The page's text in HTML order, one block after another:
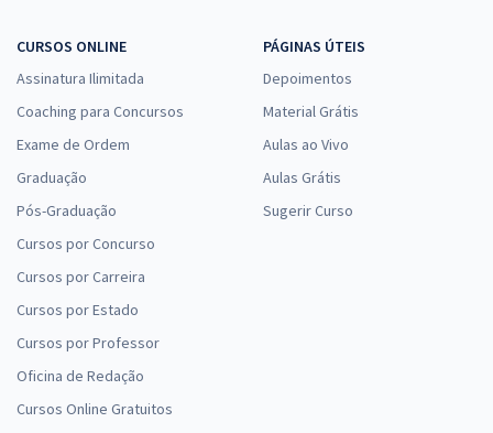
CURSOS ONLINE
Assinatura Ilimitada
Coaching para Concursos
Exame de Ordem
Graduação
Pós-Graduação
Cursos por Concurso
Cursos por Carreira
Cursos por Estado
Cursos por Professor
Oficina de Redação
Cursos Online Gratuitos
PÁGINAS ÚTEIS
Depoimentos
Material Grátis
Aulas ao Vivo
Aulas Grátis
Sugerir Curso